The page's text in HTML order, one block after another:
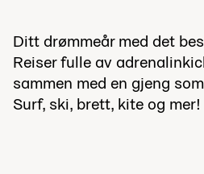
Ditt drømmeår med det
Reiser fulle av
sammen med en gjeng
Surf, ski, brett, kite og mer!